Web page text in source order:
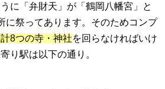
に「弁財天」が「鶴岡八幡宮」と
に祭ってあります。そのためコンプ
8つの寺・神社を回らなければいけ
り駅は以下の通り。